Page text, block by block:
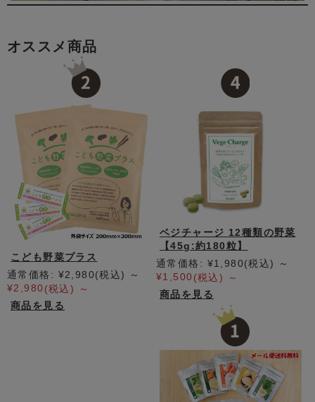
オススメ商品
こども野菜プラス
通常価格: ¥2,980(税込)
～
¥2,980 (税込)
～
商品を見る
ベジチャージ 12種類の野菜
【45g:約180粒】
通常価格: ¥1,980(税込)
～
¥1,500 (税込)
～
商品を見る